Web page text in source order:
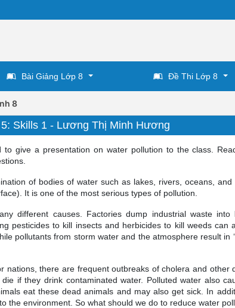
Bài Giảng Lớp 8 Đề Thi Lớp 8
8
Skills 1 - Lương Thị Minh Hương
to give a presentation on water pollution to the class.
of bodies of water such as lakes, rivers, oceans,
It is one of the most serious types of pollution.
different causes. Factories dump industrial waste into
pesticides to kill insects and herbicides to kill weeds can
pollutants from storm water and the atmosphere result in
nations, there are frequent outbreaks of cholera and other
if they drink contaminated water. Polluted water also
eat these dead animals and may also get sick. In
the environment. So what should we do to reduce water